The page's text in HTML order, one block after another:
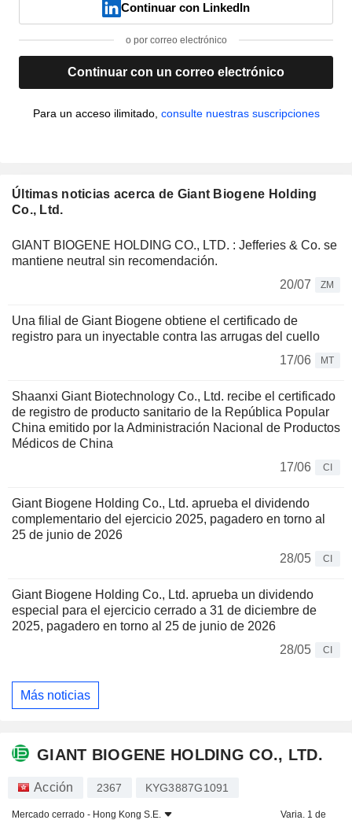
Continuar con LinkedIn
o por correo electrónico
Continuar con un correo electrónico
Para un acceso ilimitado, consulte nuestras suscripciones
Últimas noticias acerca de Giant Biogene Holding
Co., Ltd.
GIANT BIOGENE HOLDING CO., LTD. : Jefferies & Co. se
mantiene neutral sin recomendación.
20/07
ZM
Una filial de Giant Biogene obtiene el certificado de
registro para un inyectable contra las arrugas del cuello
17/06
MT
Shaanxi Giant Biotechnology Co., Ltd. recibe el certificado
de registro de producto sanitario de la República Popular
China emitido por la Administración Nacional de Productos
Médicos de China
17/06
CI
Giant Biogene Holding Co., Ltd. aprueba el dividendo
complementario del ejercicio 2025, pagadero en torno al
25 de junio de 2026
28/05
CI
Giant Biogene Holding Co., Ltd. aprueba un dividendo
especial para el ejercicio cerrado a 31 de diciembre de
2025, pagadero en torno al 25 de junio de 2026
28/05
CI
Más noticias
GIANT BIOGENE HOLDING CO., LTD.
Acción 2367 KYG3887G1091
Mercado cerrado - Hong Kong S.E. Varia. 1 de